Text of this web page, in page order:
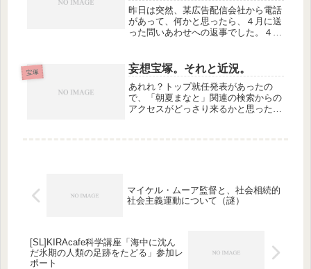
昨日は突然、某広告配信会社から電話
があって、何かと思ったら、４月に送
った問いあわせへの返事でした。４月
ることを考えていて、何社かに問いあ
わせた中の最大手。アフィリエイト
は、...
宝塚 妄想宝塚。それと近況。
あれれ？トップ就任発表があったの
で、「朝夏まなと」関連の検索からの
アクセスがどっさり来るかと思ったら
マイケル・ムーア監督と、社会相続的
社会主義運動について（謎）
[SL]KIRAcafe科学講座「海中に沈ん
だ氷期の人類の足跡をたどる」参加レ
ポート